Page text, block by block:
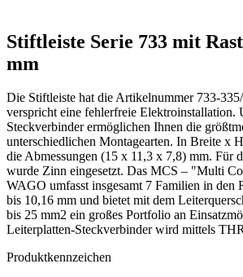
Stiftleiste Serie 733 mit
mm
Die Stiftleiste hat die Artikelnummer 733-
verspricht eine fehlerfreie Elektroinstallation.
Steckverbinder ermöglichen Ihnen die
unterschiedlichen Montagearten. In Breite x
die Abmessungen (15 x 11,3 x 7,8) mm. Für
wurde Zinn eingesetzt. Das MCS – "Multi
WAGO umfasst insgesamt 7 Familien in den
bis 10,16 mm und bietet mit dem
bis 25 mm2 ein großes Portfolio an
Leiterplatten-Steckverbinder wird mittels
Produktkennzeichen